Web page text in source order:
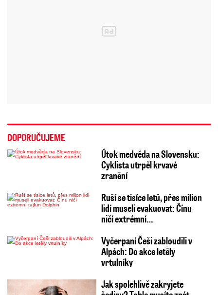
DOPORUČUJEME
Útok medvěda na Slovensku:
Cyklista utrpěl krvavé
zranění
Ruší se tisíce letů, přes milion
lidí museli evakuovat: Čínu
ničí extrémní…
Vyčerpaní Češi zabloudili v
Alpách: Do akce letěly
vrtulníky
Jak spolehlivě zakryjete